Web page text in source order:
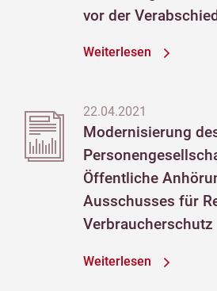
vor der
Weiterlesen
22.04.2021
Modernisierung
Öffentliche
Ausschusses für
Verbraucherschutz
Weiterlesen